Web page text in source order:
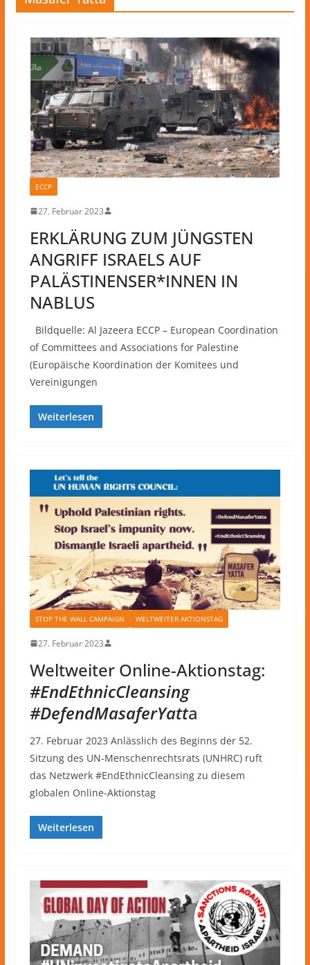
ECCP
27. Februar 2023
ERKLÄRUNG ZUM JÜNGSTEN
ANGRIFF ISRAELS AUF
PALÄSTINENSER*INNEN IN
NABLUS
Bildquelle: Al Jazeera ECCP – European Coordination
of Committees and Associations for Palestine
(Europäische Koordination der Komitees und
Vereinigungen
Weiterlesen
STOP THE WALL CAMPAIGN WELTWEITER AKTIONSTAG
27. Februar 2023
Weltweiter Online-Aktionstag:
#EndEthnicCleansing
#DefendMasaferYatta
27. Februar 2023 Anlässlich des Beginns der 52.
Sitzung des UN-Menschenrechtsrats (UNHRC) ruft
das Netzwerk #EndEthnicCleansing zu diesem
globalen Online-Aktionstag
Weiterlesen